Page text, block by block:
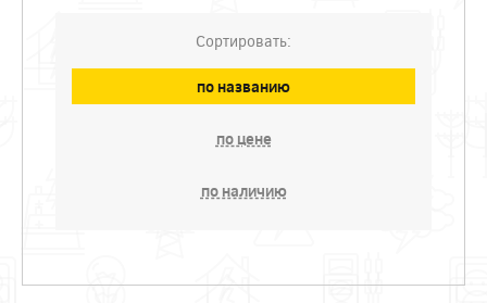
Сортировать:
по названию
по цене
по наличию